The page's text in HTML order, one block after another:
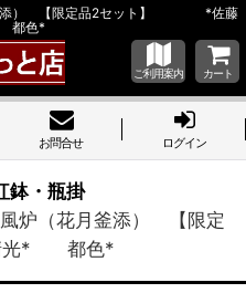
釜添） 【限定品2セット】 *佐藤
色*
ご利用案内 カート
お問合せ ログイン
鉢・瓶掛
炉（花月釜添） 【限定
* 都色*